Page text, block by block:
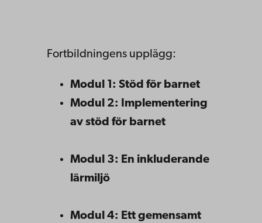
Fortbildningens upplägg:
Modul 1: Stöd för barnet
Modul 2: Implementering
av stöd för barnet
Modul 3: En inkluderande
lärmiljö
Modul 4: Ett gemensamt